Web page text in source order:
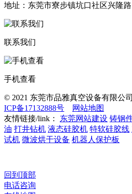
地址：东莞市寮步镇坑口社区兴隆
联系我们
手机查看
© 2021 东莞市品雅真空设备有限公
ICP备17132888号
网站地图
友情链接/link：
东莞网站建设 铸钢
油 打井钻机 液态硅胶机 特软硅胶线
试机 微波烘干设备 机器人保护板
回到顶部
电话咨询